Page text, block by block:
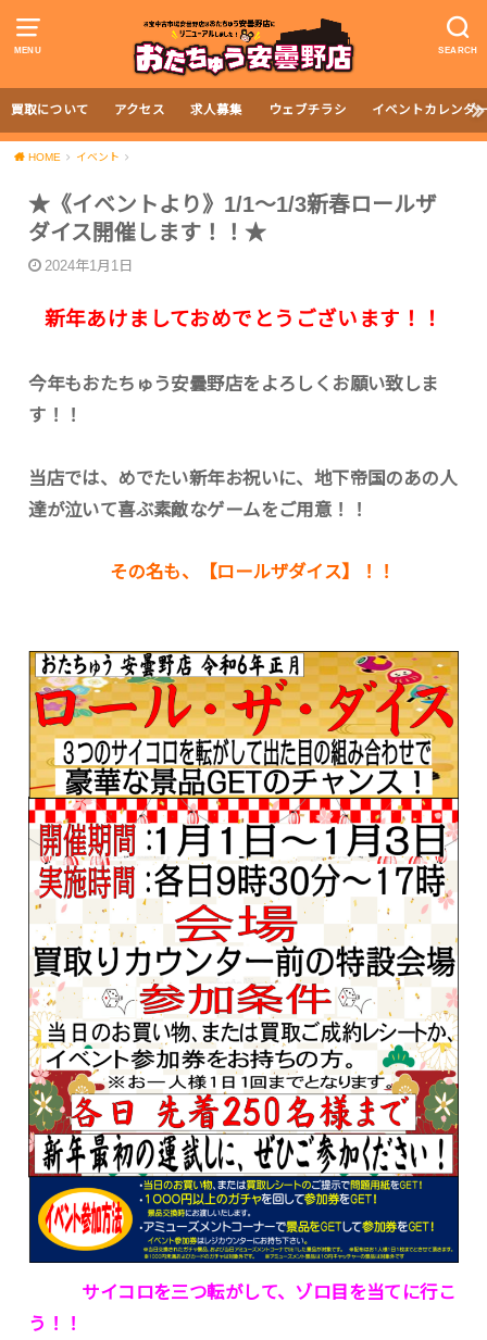
MENU SEARCH
買取について アクセス 求人募集 ウェブチラシ イベントカレンダ
HOME イベント
★《イベントより》1/1～1/3新春ロールザ
ダイス開催します！！★
2024年1月1日
新年あけましておめでとうございます！！
今年もおたちゅう安曇野店をよろしくお願い致しま
す！！
当店では、めでたい新年お祝いに、地下帝国のあの人
達が泣いて喜ぶ素敵なゲームをご用意！！
その名も、【ロールザダイス】！！
サイコロを三つ転がして、ゾロ目を当てに行こ
う！！